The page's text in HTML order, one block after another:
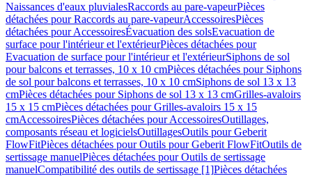
Naissances d'eaux pluvialesRaccords au pare-vapeurPièces
détachées pour Raccords au pare-vapeurAccessoiresPièces
détachées pour AccessoiresÉvacuation des solsEvacuation de
surface pour l'intérieur et l'extérieurPièces détachées pour
Evacuation de surface pour l'intérieur et l'extérieurSiphons de sol
pour balcons et terrasses, 10 x 10 cmPièces détachées pour Siphons
de sol pour balcons et terrasses, 10 x 10 cmSiphons de sol 13 x 13
cmPièces détachées pour Siphons de sol 13 x 13 cmGrilles-avaloirs
15 x 15 cmPièces détachées pour Grilles-avaloirs 15 x 15
cmAccessoiresPièces détachées pour AccessoiresOutillages,
composants réseau et logicielsOutillagesOutils pour Geberit
FlowFitPièces détachées pour Outils pour Geberit FlowFitOutils de
sertissage manuelPièces détachées pour Outils de sertissage
manuelCompatibilité des outils de sertissage [1]Pièces détachées